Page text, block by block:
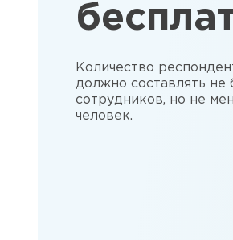
Количество
должно составлять не
сотрудников, но не
человек.